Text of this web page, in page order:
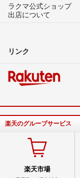
ラクマ公式ショップ
出店について
リンク
楽天のグループサービス
楽天市場